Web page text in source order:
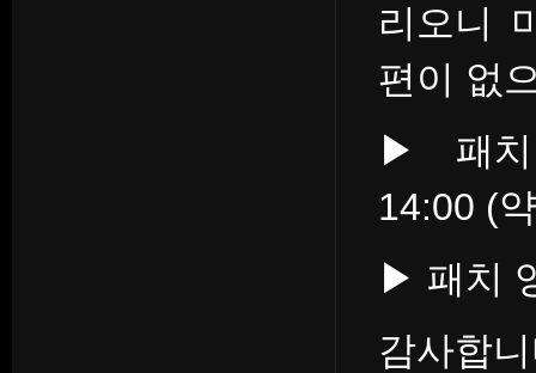
리오니
편이 없
▶ 패치
14:00 (
▶ 패치
감사합